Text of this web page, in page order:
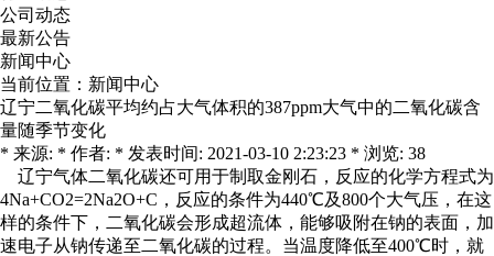
公司动态
最新公告
新闻中心
当前位置： 新闻中心
辽宁二氧化碳平均约占大气体积的387ppm大气中的二氧化碳含
量随季节变化
* 来源: * 作者: * 发表时间: 2021-03-10 2:23:23 * 浏览: 38
辽宁气体二氧化碳还可用于制取金刚石，反应的化学方程式为
4Na+CO2=2Na2O+C，反应的条件为440℃及800个大气压，在这
样的条件下，二氧化碳会形成超流体，能够吸附在钠的表面，加
速电子从钠传递至二氧化碳的过程。当温度降低至400℃时，就